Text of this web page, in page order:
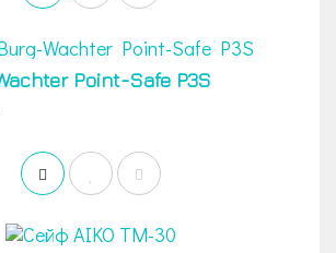
Point-Safe P3S